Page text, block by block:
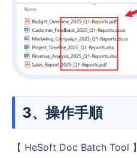
3、操作手順
【 HeSoft Doc Batch Tool